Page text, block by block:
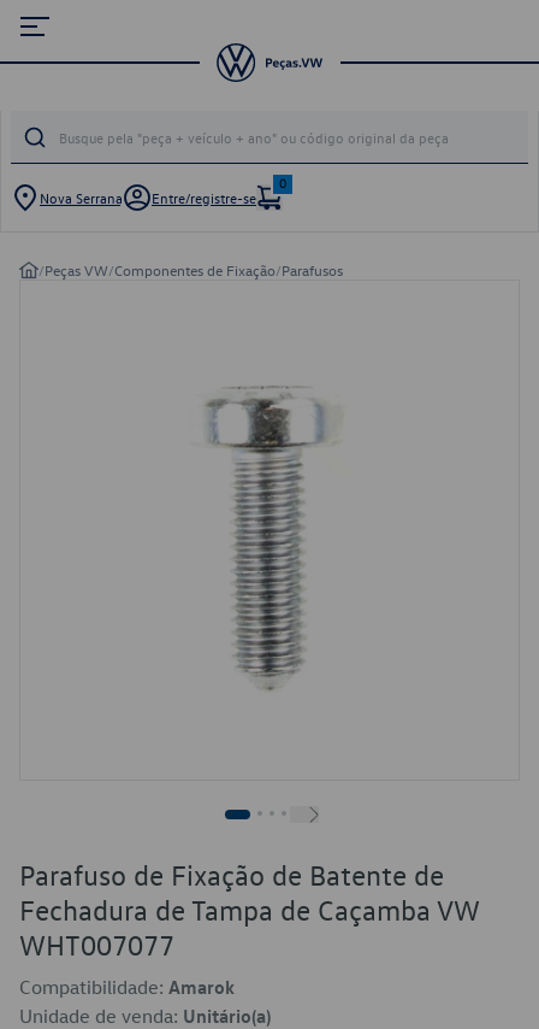
Nova Serrana Entre/registre-se
0
/Peças VW/Componentes de Fixação/Parafusos
Parafuso de Fixação de Batente de
Fechadura de Tampa de Caçamba VW
WHT007077
Compatibilidade: Amarok
Unidade de venda: Unitário(a)